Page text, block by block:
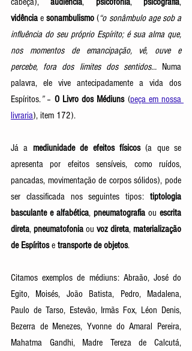
vidência e sonambulismo (“o sonâmbulo age sob a
influência do seu próprio Espírito; é sua alma que,
nos momentos de emancipação, vê, ouve e
percebe, fora dos limites dos sentidos... Numa
palavra, ele vive antecipadamente a vida dos
Espíritos.” – O Livro dos Médiuns (peça em nossa
livraria), item 172).
Já a mediunidade de efeitos físicos (a que se
apresenta por efeitos sensíveis, como ruídos,
pancadas, movimentação de corpos sólidos), pode
ser classificada nos seguintes tipos: tiptologia
basculante e alfabética, pneumatografia ou escrita
direta, pneumatofonia ou voz direta, materialização
de Espíritos e transporte de objetos.
Citamos exemplos de médiuns: Abraão, José do
Egito, Moisés, João Batista, Pedro, Madalena,
Paulo de Tarso, Estevão, Irmãs Fox, Léon Denis,
Bezerra de Menezes, Yvonne do Amaral Pereira,
Mahatma Gandhi, Madre Tereza de Calcutá,